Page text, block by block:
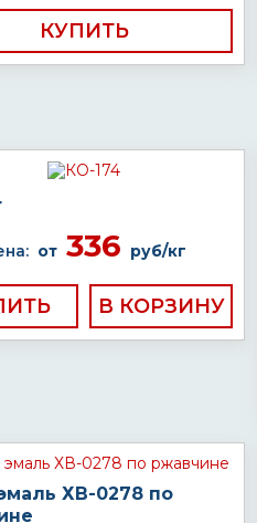
КУПИТЬ
от 336 руб/кг
ХВ-0278 по